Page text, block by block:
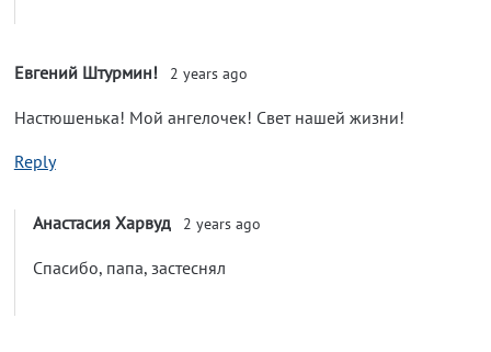
Евгений Штурмин! 2 years ago
Настюшенька! Мой ангелочек! Свет нашей жизни!
Reply
Анастасия Харвуд 2 years ago
Спасибо, папа, застеснял